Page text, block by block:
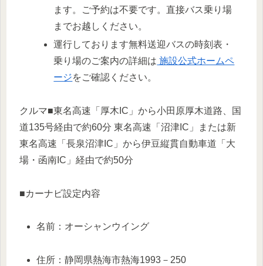
ます。ご予約は不要です。直接バス乗り場
までお越しください。
運行しております無料送迎バスの時刻表・
乗り場のご案内の詳細は 施設公式ホームペ
ージをご確認ください。
クルマ■東名高速「厚木IC」から小田原厚木道路、国
道135号経由で約60分 東名高速「沼津IC」または新
東名高速「長泉沼津IC」から伊豆縦貫自動車道「大
場・函南IC」経由で約50分
■カーナビ設定内容
名前：オーシャンウイング
住所：静岡県熱海市熱海1993－250